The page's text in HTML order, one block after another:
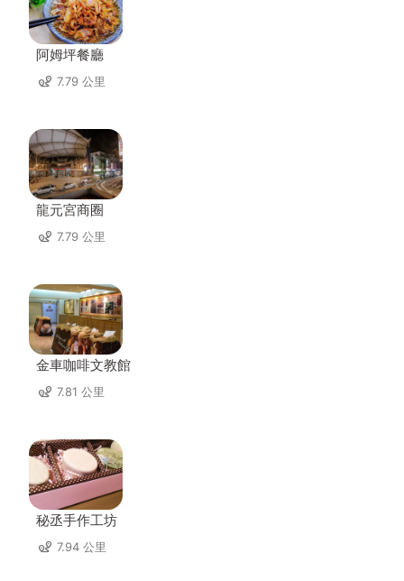
阿姆坪餐廳
7.79 公里
龍元宮商圈
7.79 公里
金車咖啡文教館
7.81 公里
秘丞手作工坊
7.94 公里